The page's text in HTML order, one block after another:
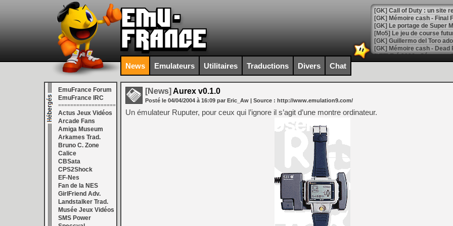
[GK] Le portage de Super
[Mo5] Le jeu de course
[GK] Guillermo del Toro
[LTF] Eté 2026 - Séquence
[GK] Mistfall Hunter :
[GK] Wo Long 2 évolue
[GK] Crossfire : un TPS à
[LS] [PS5] Premiers
[Mo5] DOOM arrive en
[GK] Bethesda fête les 30
[GK] Roblox : l'action en
[GK] Agenda - GeForce
[LS] [PS5] ps5-y2jb-
News Emulateurs Utilitaires Traductions Divers Chat
EmuFrance Forum
EmuFrance IRC
===================
Actus Jeux Vidéos
Arcade Fans
Amiga Museum
Arkames Trad.
Bruno C. Zone
Calice
CBSata
CPS2Shock
EF-Nes
Fan de la NES
GirlFriend Adv.
Landstalker Trad.
Musée Jeux Vidéos
SMS Power
[News] Aurex v0.1.0
Posté le 04/04/2004 à 16:09 par Eric_Aw | Source : http://www.emulation9.com/
Un émulateur Ruputer, pour ceux qui l’ignore il s’agit d’une montre ordinateur.